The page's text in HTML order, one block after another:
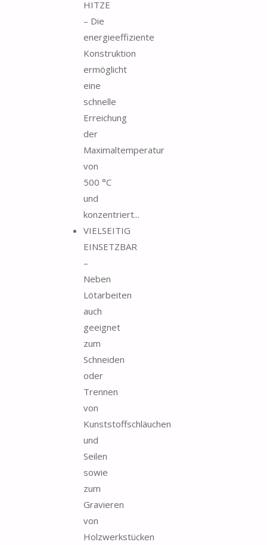
HITZE
– Die
energieeffiziente
Konstruktion
ermöglicht
eine
schnelle
Erreichung
der
Maximaltemperatur
von
500 °C
und
konzentriert...
VIELSEITIG
EINSETZBAR
–
Neben
Lötarbeiten
auch
geeignet
zum
Schneiden
oder
Trennen
von
Kunststoffschläuchen
und
Seilen
sowie
zum
Gravieren
von
Holzwerkstücken